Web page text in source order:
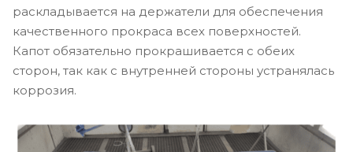
раскладывается на держатели для обеспечения
качественного прокраса всех поверхностей.
Капот обязательно прокрашивается с обеих
сторон, так как с внутренней стороны устранялась
коррозия.